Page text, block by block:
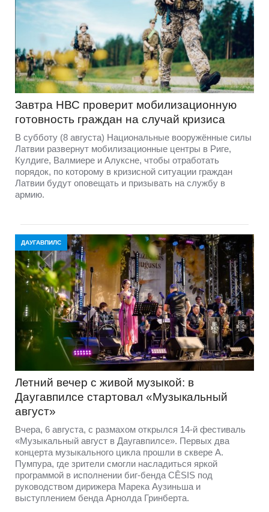
Завтра НВС проверит мобилизационную
готовность граждан на случай кризиса
В субботу (8 августа) Национальные вооружённые силы
Латвии развернут мобилизационные центры в Риге,
Кулдиге, Валмиере и Алуксне, чтобы отработать
порядок, по которому в кризисной ситуации граждан
Латвии будут оповещать и призывать на службу в
армию.
ДАУГАВПИЛС
Летний вечер с живой музыкой: в
Даугавпилсе стартовал «Музыкальный
август»
Вчера, 6 августа, с размахом открылся 14-й фестиваль
«Музыкальный август в Даугавпилсе». Первых два
концерта музыкального цикла прошли в сквере А.
Пумпура, где зрители смогли насладиться яркой
программой в исполнении биг-бенда CĒSIS под
руководством дирижера Марека Аузиньша и
выступлением бенда Арнолда Гринберта.